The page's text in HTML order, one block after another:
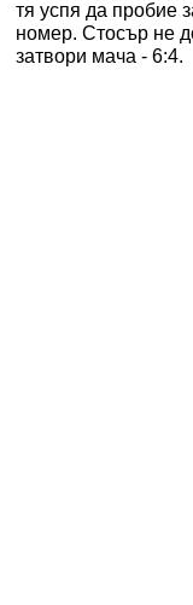
тя успя да пробие
номер. Стосър не
затвори мача - 6:4.